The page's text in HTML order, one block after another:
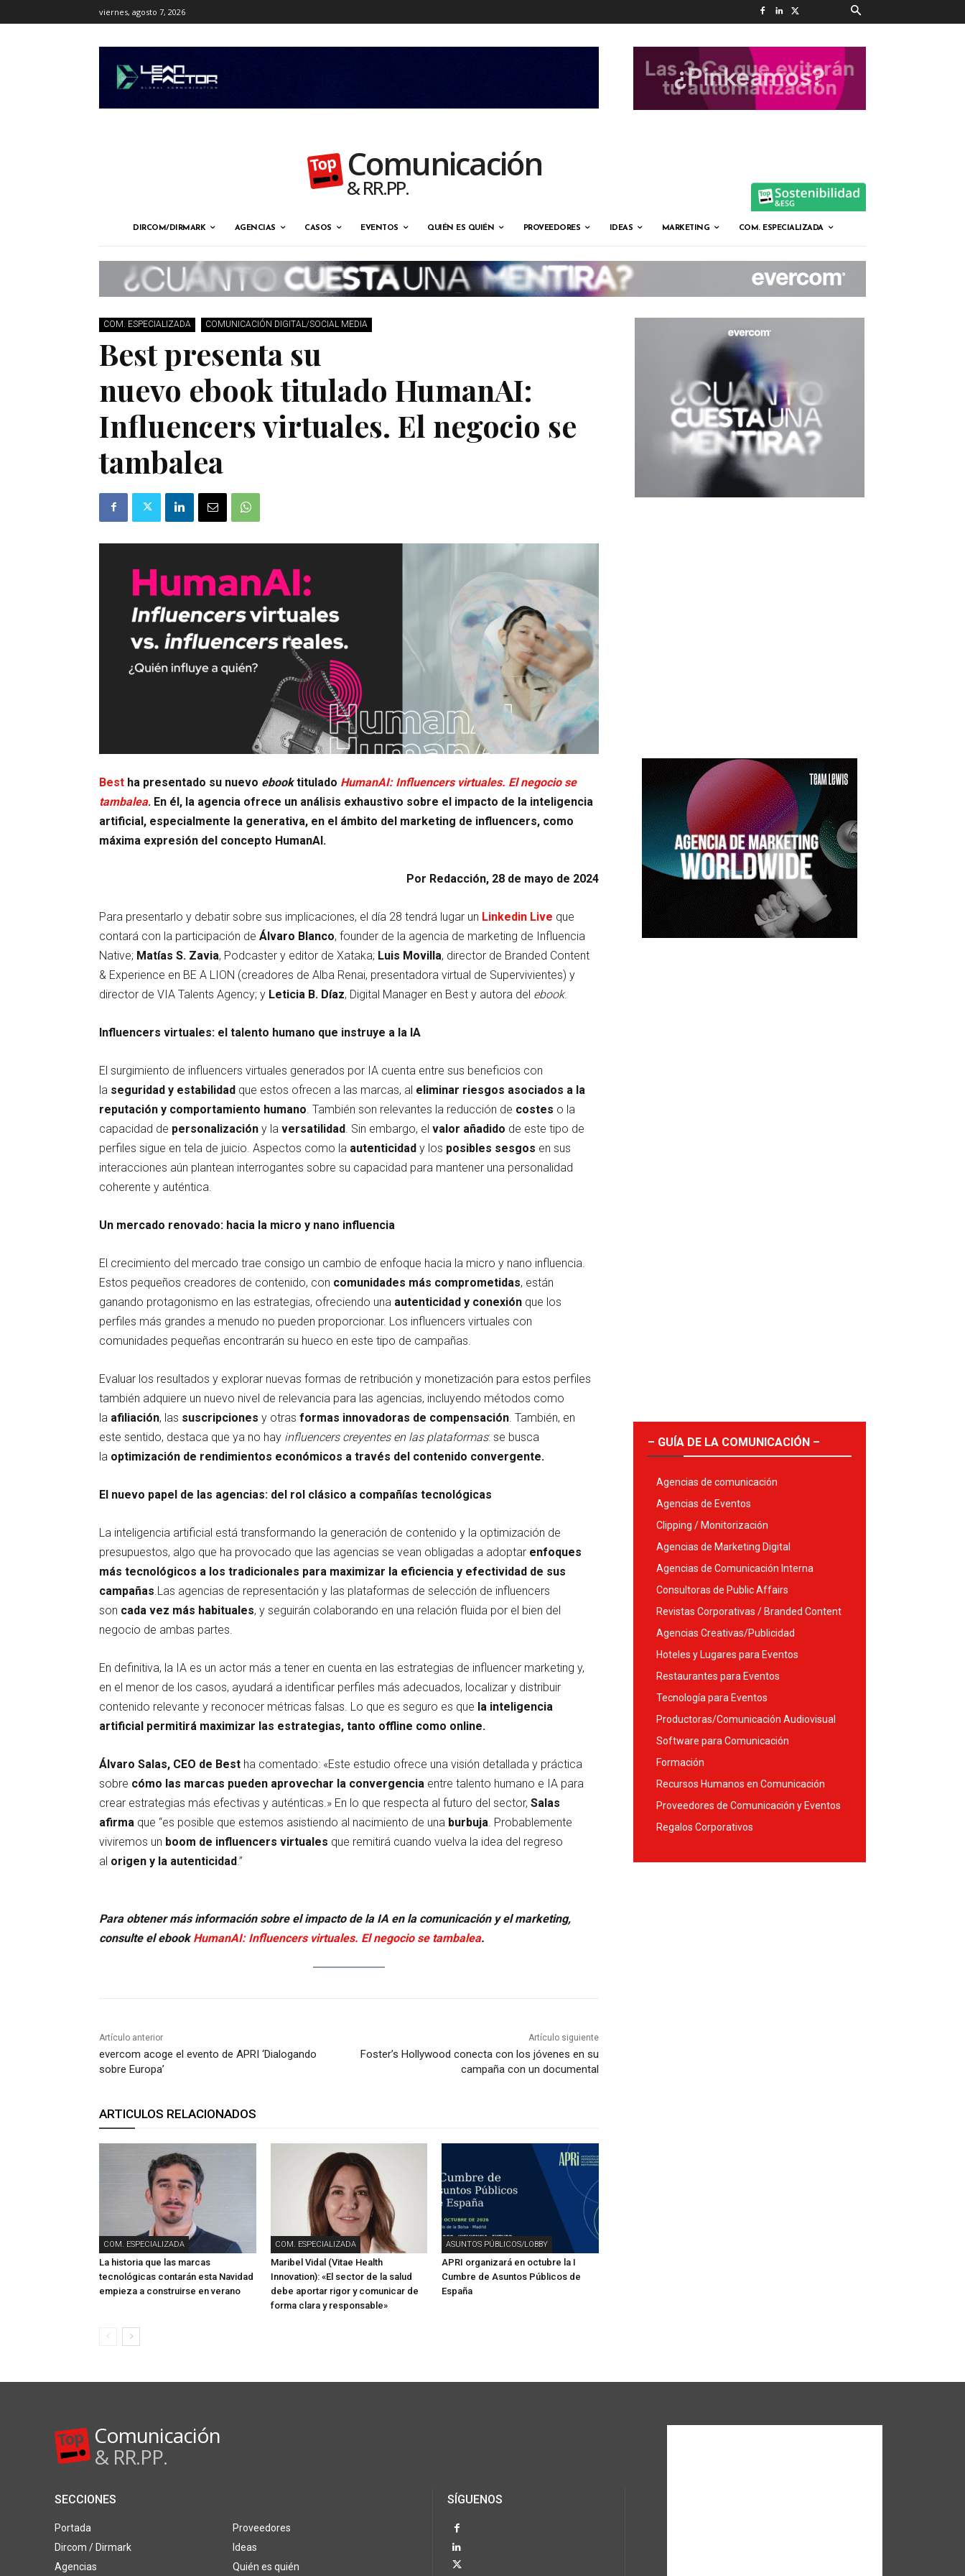
viernes, agosto 7, 2026
Comunicación
& RR.PP.
DIRCOM/DIRMARK AGENCIAS CASOS EVENTOS QUIÉN ES QUIÉN PROVEEDORES IDEAS MARKETING COM. ESPECIALIZADA
COM. ESPECIALIZADA COMUNICACIÓN DIGITAL/SOCIAL MEDIA
Best presenta su
nuevo ebook titulado HumanAI:
Influencers virtuales. El negocio se
tambalea
Best ha presentado su nuevo ebooktitulado HumanAI: Influencers virtuales. El negocio se
tambalea. En él, la agencia ofrece un análisis exhaustivo sobre el impacto de la inteligencia
artificial, especialmente la generativa, en el ámbito del marketing de influencers, como
máxima expresión del concepto HumanAI.
Por Redacción, 28 de mayo de 2024
Para presentarlo y debatir sobre sus implicaciones, el día 28 tendrá lugar un Linkedin Live que
contará con la participación de Álvaro Blanco, founder de la agencia de marketing de Influencia
Native; Matías S. Zavia, Podcaster y editor de Xataka; Luis Movilla, director de Branded Content
& Experience en BE A LION (creadores de Alba Renai, presentadora virtual de Supervivientes) y
director de VIA Talents Agency; y Leticia B. Díaz, Digital Manager en Best y autora del ebook.
Influencers virtuales: el talento humano que instruye a la IA
El surgimiento de influencers virtuales generados por IA cuenta entre sus beneficios con
la seguridad y estabilidad que estos ofrecen a las marcas, al eliminar riesgos asociados a la
reputación y comportamiento humano . También son relevantes la reducción de costes o la
capacidad de personalización y la versatilidad . Sin embargo, el valor añadido de este tipo de
perfiles sigue en tela de juicio. Aspectos como la autenticidad y los posibles sesgos en sus
interacciones aún plantean interrogantes sobre su capacidad para mantener una personalidad
coherente y auténtica.
Un mercado renovado: hacia la micro y nano influencia
El crecimiento del mercado trae consigo un cambio de enfoque hacia la micro y nano influencia.
Estos pequeños creadores de contenido, con comunidades más comprometidas, están
ganando protagonismo en las estrategias, ofreciendo una autenticidad y conexión que los
perfiles más grandes a menudo no pueden proporcionar. Los influencers virtuales con
comunidades pequeñas encontrarán su hueco en este tipo de campañas.
Evaluar los resultados y explorar nuevas formas de retribución y monetización para estos perfiles
también adquiere un nuevo nivel de relevancia para las agencias, incluyendo métodos como
la afiliación, las suscripciones y otras formas innovadoras de compensación . También, en
este sentido, destaca que ya no hay influencers creyentes en las plataformas: se busca
la optimización de rendimientos económicos a través del contenido convergente.
El nuevo papel de las agencias: del rol clásico a compañías tecnológicas
La inteligencia artificial está transformando la generación de contenido y la optimización de
presupuestos, algo que ha provocado que las agencias se vean obligadas a adoptar enfoques
más tecnológicos a los tradicionales para maximizar la eficiencia y efectividad de sus
campañas .Las agencias de representación y las plataformas de selección de influencers
son cada vez más habituales, y seguirán colaborando en una relación fluida por el bien del
negocio de ambas partes.
En definitiva, la IA es un actor más a tener en cuenta en las estrategias de influencer marketing y,
en el menor de los casos, ayudará a identificar perfiles más adecuados, localizar y distribuir
contenido relevante y reconocer métricas falsas. Lo que es seguro es que la inteligencia
artificial permitirá maximizar las estrategias, tanto offline como online.
Álvaro Salas, CEO de Best ha comentado: «Este estudio ofrece una visión detallada y práctica
sobre cómo las marcas pueden aprovechar la convergencia entre talento humano e IA para
crear estrategias más efectivas y auténticas.» En lo que respecta al futuro del sector, Salas
afirma que “es posible que estemos asistiendo al nacimiento de una burbuja . Probablemente
viviremos un boom de influencers virtuales que remitirá cuando vuelva la idea del regreso
al origen y la autenticidad.”
Para obtener más información sobre el impacto de la IA en la comunicación y el marketing,
consulte el ebookHumanAI: Influencers virtuales. El negocio se tambalea.
Artículo anterior
evercom acoge el evento de APRI ‘Dialogando
sobre Europa’
Artículo siguiente
Foster’s Hollywood conecta con los jóvenes en su
campaña con un documental
ARTICULOS RELACIONADOS
COM. ESPECIALIZADA
La historia que las marcas
tecnológicas contarán esta Navidad
empieza a construirse en verano
COM. ESPECIALIZADA
Maribel Vidal (Vitae Health
Innovation): «El sector de la salud
debe aportar rigor y comunicar de
forma clara y responsable»
ASUNTOS PÚBLICOS/LOBBY
APRI organizará en octubre la I
Cumbre de Asuntos Públicos de
España
– GUÍA DE LA COMUNICACIÓN –
Agencias de comunicación
Agencias de Eventos
Clipping / Monitorización
Agencias de Marketing Digital
Agencias de Comunicación Interna
Consultoras de Public Affairs
Revistas Corporativas / Branded Content
Agencias Creativas/Publicidad
Hoteles y Lugares para Eventos
Restaurantes para Eventos
Tecnología para Eventos
Productoras/Comunicación Audiovisual
Software para Comunicación
Formación
Recursos Humanos en Comunicación
Proveedores de Comunicación y Eventos
Regalos Corporativos
Comunicación
& RR.PP.
SECCIONES
Portada
Dircom / Dirmark
Agencias
Proveedores
Ideas
Quién es quién
SÍGUENOS